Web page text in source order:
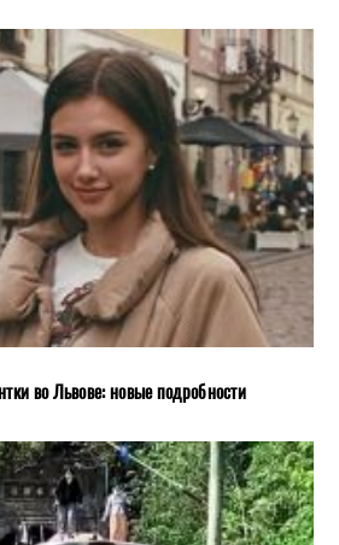
во Львове: новые подробности